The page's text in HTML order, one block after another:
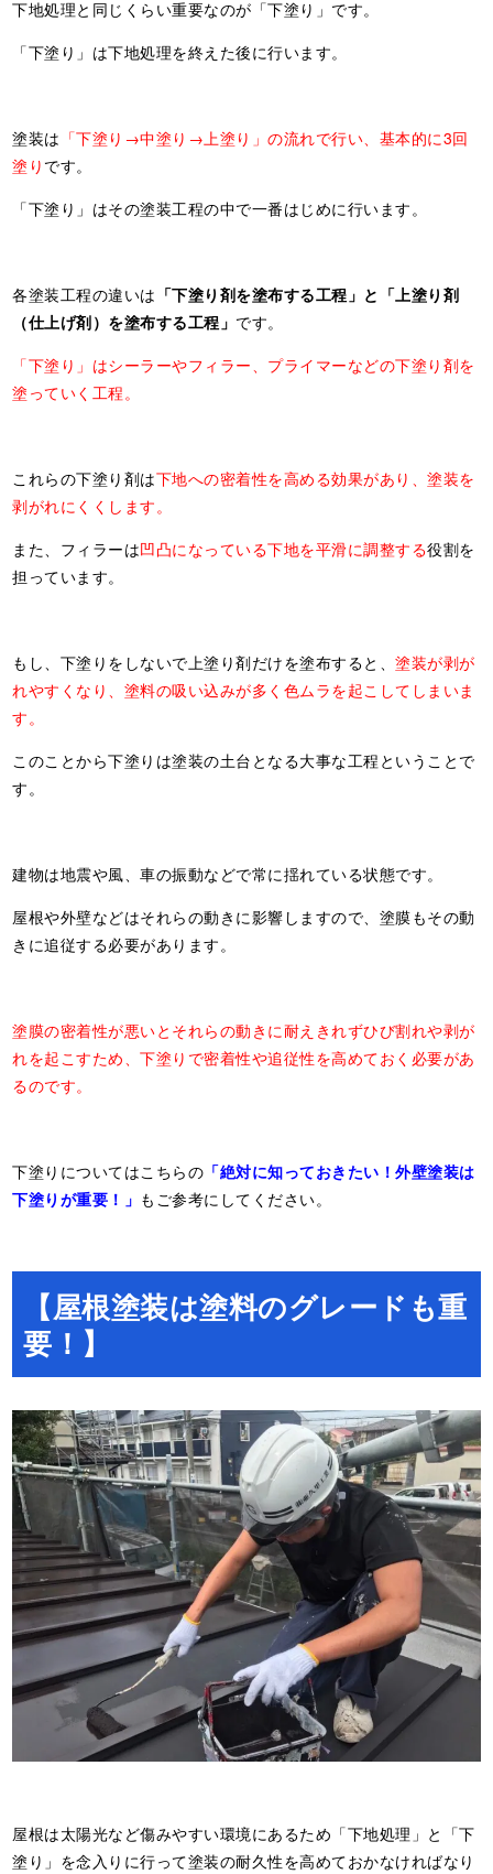
下地処理と同じくらい重要なのが「下塗り」です。
「下塗り」は下地処理を終えた後に行います。
塗装は 「下塗り→中塗り→上塗り」の流れで行い、基本的に3回
塗り です。
「下塗り」はその塗装工程の中で一番はじめに行います。
各塗装工程の違いは 「下塗り剤を塗布する工程」と「上塗り剤
（仕上げ剤）を塗布する工程」 です。
「下塗り」はシーラーやフィラー、プライマーなどの下塗り剤を
塗っていく工程。
これらの下塗り剤は下地への密着性を高める効果があり、塗装を
剥がれにくくします。
また、フィラーは凹凸になっている下地を平滑に調整する役割を
担っています。
もし、下塗りをしないで上塗り剤だけを塗布すると、塗装が剥が
れやすくなり、塗料の吸い込みが多く色ムラを起こしてしまいま
す。
このことから下塗りは塗装の土台となる大事な工程ということで
す。
建物は地震や風、車の振動などで常に揺れている状態です。
屋根や外壁などはそれらの動きに影響しますので、塗膜もその動
きに追従する必要があります。
塗膜の密着性が悪いとそれらの動きに耐えきれずひび割れや剥が
れを起こすため、下塗りで密着性や追従性を高めておく必要があ
るのです。
下塗りについてはこちらの 「絶対に知っておきたい！外壁塗装は
下塗りが重要！」 もご参考にしてください。
【屋根塗装は塗料のグレードも重
要！】
屋根は太陽光など傷みやすい環境にあるため「下地処理」と「下
塗り」を念入りに行って塗装の耐久性を高めておかなければなり